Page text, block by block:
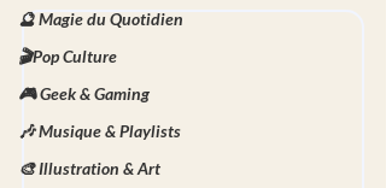
🔮 Magie du Quotidien
🎬Pop Culture
🎮 Geek & Gaming
🎶 Musique & Playlists
🎨 Illustration & Art